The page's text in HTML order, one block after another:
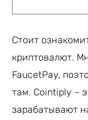
Стоит
криптовалют.
FaucetPay,
там. Cointiply –
зарабатывают